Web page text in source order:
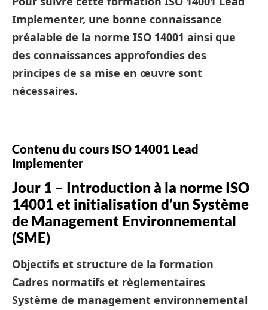
Implementer, une bonne connaissance
préalable de la norme ISO 14001 ainsi que
des connaissances approfondies des
principes de sa mise en œuvre sont
nécessaires.
Contenu du cours ISO 14001 Lead
Implementer
Jour 1 – Introduction à la norme ISO
14001 et initialisation d’un Système
de Management Environnemental
(SME)
Objectifs et structure de la formation
Cadres normatifs et règlementaires
Système de management environnemental